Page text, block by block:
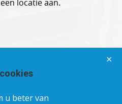
locatie aan.
×
u beter van